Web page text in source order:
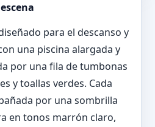
tamaño completo
para el descanso y
una piscina alargada y
por una fila de tumbonas
y toallas verdes. Cada
por una sombrilla
en tonos marrón claro,